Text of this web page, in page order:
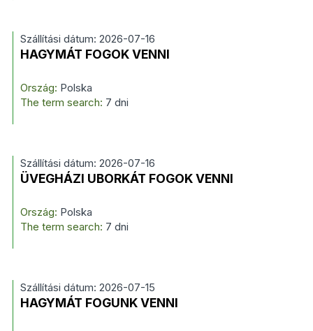
Szállítási dátum: 2026-07-16
HAGYMÁT FOGOK VENNI
Ország: Polska
The term search: 7 dni
Szállítási dátum: 2026-07-16
ÜVEGHÁZI UBORKÁT FOGOK VENNI
Ország: Polska
The term search: 7 dni
Szállítási dátum: 2026-07-15
HAGYMÁT FOGUNK VENNI